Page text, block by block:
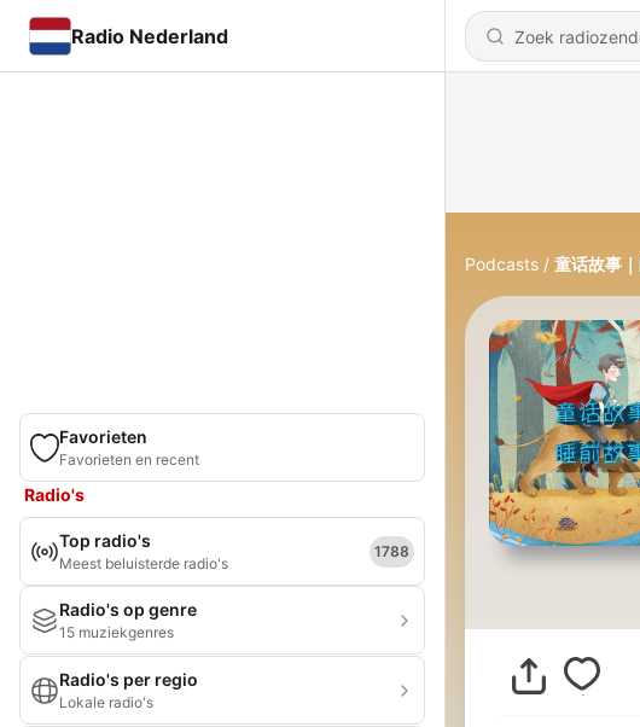
Radio Nederland
Favorieten
Favorieten en recent
Radio's
Top radio's
Meest beluisterde radio's
1788
Radio's op genre
15 muziekgenres
Radio's per regio
Lokale radio's
Podcasts 童话故事